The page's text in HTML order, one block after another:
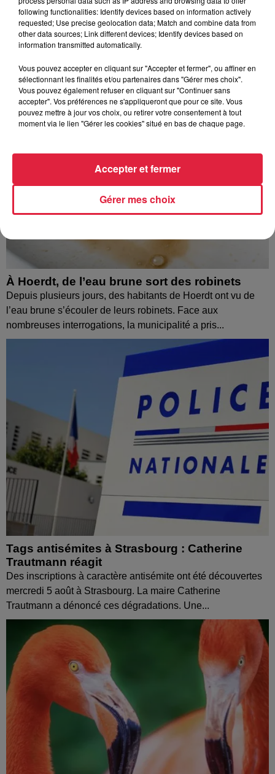
À découvrir également
À Hoerdt, de l’eau brune sort des robinets
Depuis plusieurs jours, des habitants de Hoerdt ont vu de
l’eau brune s’écouler de leurs robinets. Face aux
nombreuses interrogations, la municipalité a pris...
Tags antisémites à Strasbourg : Catherine
Trautmann réagit
Des inscriptions à caractère antisémite ont été découvertes
mercredi 5 août à Strasbourg. La maire Catherine
Trautmann a dénoncé ces dégradations. Une...
following functionalities: Identify devices based on information actively
requested; Use precise geolocation data; Match and combine data from
other data sources; Link different devices; Identify devices based on
information transmitted automatically.
Vous pouvez accepter en cliquant sur "Accepter et fermer", ou affiner en
sélectionnant les finalités et/ou partenaires dans "Gérer mes choix".
Vous pouvez également refuser en cliquant sur "Continuer sans
accepter". Vos préférences ne s'appliqueront que pour ce site. Vous
pouvez mettre à jour vos choix, ou retirer votre consentement à tout
moment via le lien "Gérer les cookies" situé en bas de chaque page.
Gérer mes choix
Accepter et fermer